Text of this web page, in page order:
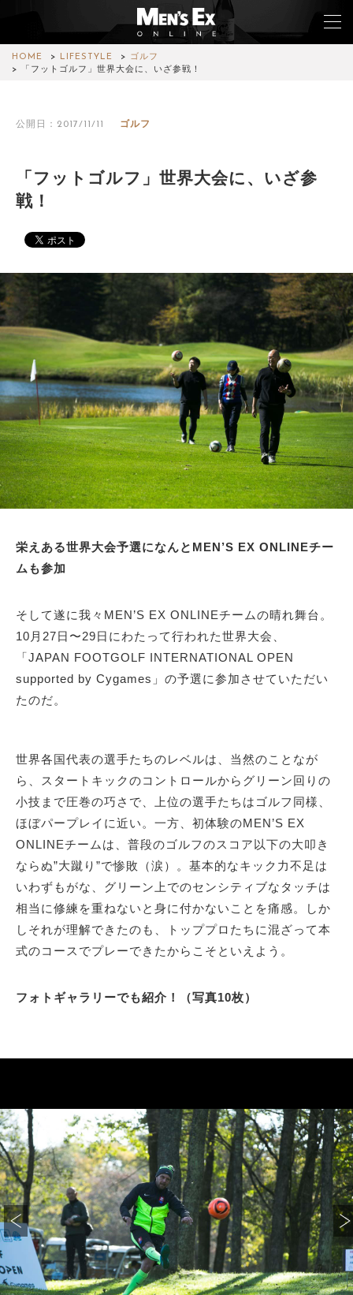
HOME LIFESTYLE
ゴルフ
「フットゴルフ」世界大会に、いざ参戦！
公開日：2017/11/11 ゴルフ
「フットゴルフ」世界大会に、いざ参
戦！
栄えある世界大会予選になんとMEN’S EX ONLINEチー
ムも参加
そして遂に我々MEN’S EX ONLINEチームの晴れ舞台。
10月27日〜29日にわたって行われた世界大会、
「JAPAN FOOTGOLF INTERNATIONAL OPEN
supported by Cygames」の予選に参加させていただい
たのだ。
世界各国代表の選手たちのレベルは、当然のことなが
ら、スタートキックのコントロールからグリーン回りの
小技まで圧巻の巧さで、上位の選手たちはゴルフ同様、
ほぼパープレイに近い。一方、初体験のMEN’S EX
ONLINEチームは、普段のゴルフのスコア以下の大叩き
ならぬ”大蹴り”で惨敗（涙）。基本的なキック力不足は
いわずもがな、グリーン上でのセンシティブなタッチは
相当に修練を重ねないと身に付かないことを痛感。しか
しそれが理解できたのも、トッププロたちに混ざって本
式のコースでプレーできたからこそといえよう。
フォトギャラリーでも紹介！（写真10枚）
WATCH
CAR&BIKE
LIFESTYLE
COLUMN
MAGAZINE
ABOUT SITE
サイトマップ